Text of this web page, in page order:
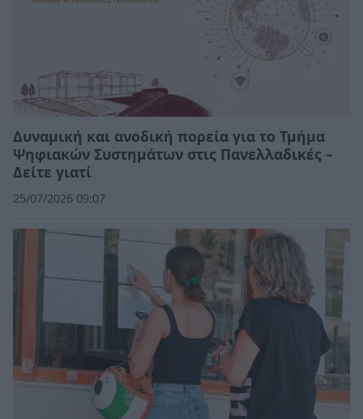
Δυναμική και ανοδική πορεία για το Τμήμα
Ψηφιακών Συστημάτων στις Πανελλαδικές –
Δείτε γιατί
25/07/2026 09:07